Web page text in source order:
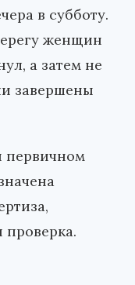
в субботу.
женщин
а затем не
завершены
первичном
проверка.